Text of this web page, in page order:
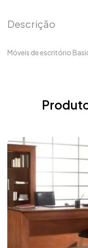
Descrição
Móveis de escritório